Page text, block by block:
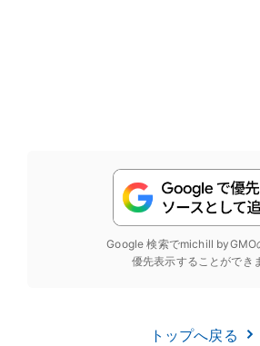
Google 検索でmichill byGMO
優先表示することができ
トップへ戻る